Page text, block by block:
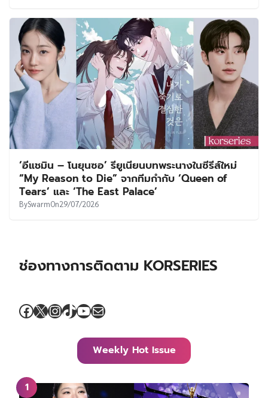
‘อีแชมิน – โนยุนซอ’ รียูเนียนบทพระนางในซีรีส์ใหม่
“My Reason to Die” จากทีมกำกับ ‘Queen of
Tears’ และ ‘The East Palace’
BySwarmOn29/07/2026
ช่องทางการติดตาม KORSERIES
Facebook
X Instagram
TikTok
YouTube
Mail
Weekly Hot Issue